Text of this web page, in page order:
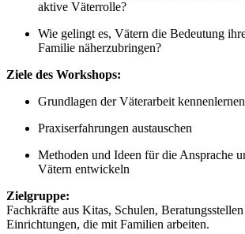
aktive Väterrolle?
Wie gelingt es, Vätern die Bedeutung
Familie näherzubringen?
Ziele des Workshops:
Grundlagen der Väterarbeit kennenlernen
Praxiserfahrungen austauschen
Methoden und Ideen für die Ansprache
Vätern entwickeln
Zielgruppe:
Fachkräfte aus Kitas, Schulen,
Einrichtungen, die mit Familien arbeiten.